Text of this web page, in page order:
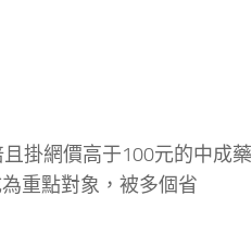
掛網價高于100元的中成藥
重點對象，被多個省